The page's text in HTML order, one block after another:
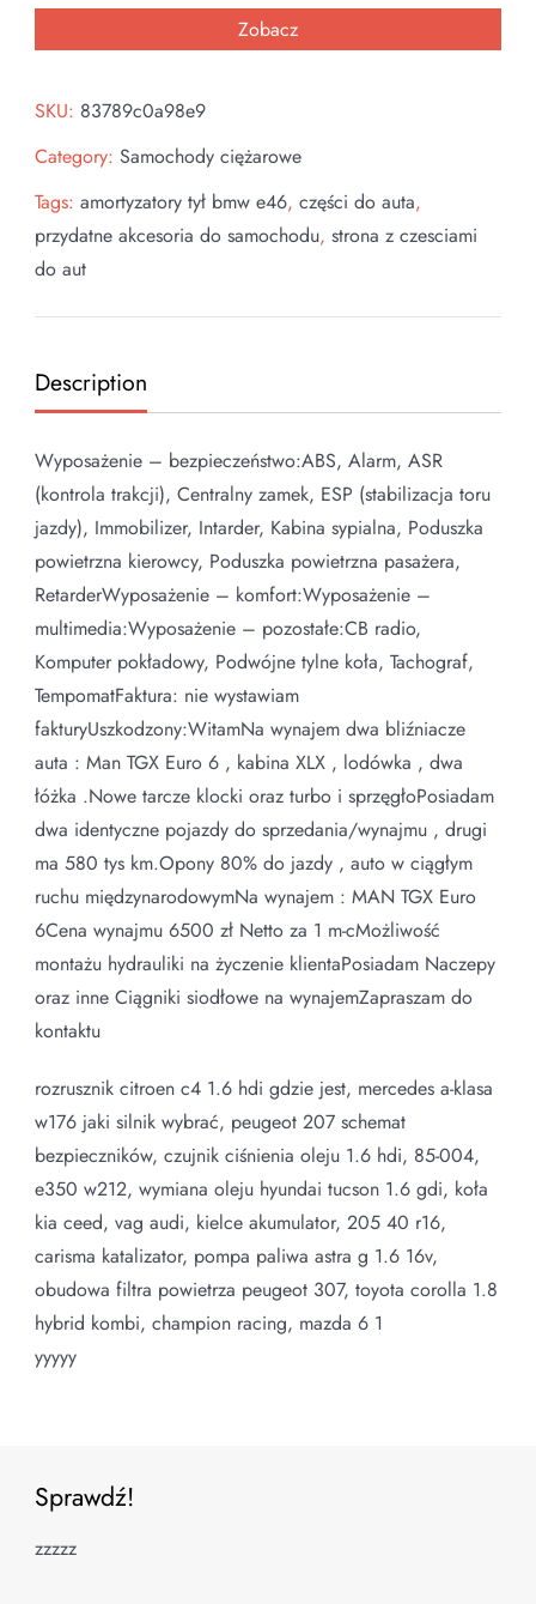
Zobacz
SKU: 83789c0a98e9
Category: Samochody ciężarowe
Tags: amortyzatory tył bmw e46, części do auta,
przydatne akcesoria do samochodu, strona z czesciami
do aut
Description
Wyposażenie – bezpieczeństwo:ABS, Alarm, ASR
(kontrola trakcji), Centralny zamek, ESP (stabilizacja toru
jazdy), Immobilizer, Intarder, Kabina sypialna, Poduszka
powietrzna kierowcy, Poduszka powietrzna pasażera,
RetarderWyposażenie – komfort:Wyposażenie –
multimedia:Wyposażenie – pozostałe:CB radio,
Komputer pokładowy, Podwójne tylne koła, Tachograf,
TempomatFaktura: nie wystawiam
fakturyUszkodzony:WitamNa wynajem dwa bliźniacze
auta : Man TGX Euro 6 , kabina XLX , lodówka , dwa
łóżka .Nowe tarcze klocki oraz turbo i sprzęgłoPosiadam
dwa identyczne pojazdy do sprzedania/wynajmu , drugi
ma 580 tys km.Opony 80% do jazdy , auto w ciągłym
ruchu międzynarodowymNa wynajem : MAN TGX Euro
6Cena wynajmu 6500 zł Netto za 1 m-cMożliwość
montażu hydrauliki na życzenie klientaPosiadam Naczepy
oraz inne Ciągniki siodłowe na wynajemZapraszam do
kontaktu
rozrusznik citroen c4 1.6 hdi gdzie jest, mercedes a-klasa
w176 jaki silnik wybrać, peugeot 207 schemat
bezpieczników, czujnik ciśnienia oleju 1.6 hdi, 85-004,
e350 w212, wymiana oleju hyundai tucson 1.6 gdi, koła
kia ceed, vag audi, kielce akumulator, 205 40 r16,
carisma katalizator, pompa paliwa astra g 1.6 16v,
obudowa filtra powietrza peugeot 307, toyota corolla 1.8
hybrid kombi, champion racing, mazda 6 1
yyyyy
Sprawdź!
zzzzz